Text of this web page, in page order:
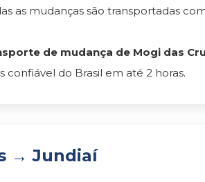
as mudanças são transportadas
de mudança de Mogi das
do Brasil em até 2 horas.
→ Jundiaí